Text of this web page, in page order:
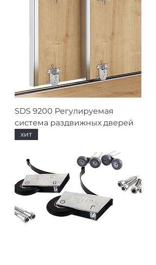
SDS 9200 Регулируемая
система раздвижных дверей
хит